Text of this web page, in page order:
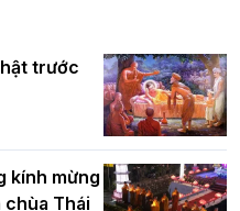
–
TP.
pháp TƯ tổ chức Khóa tu
một ngày (Sáng
trước
kính mừng
chùa Thái